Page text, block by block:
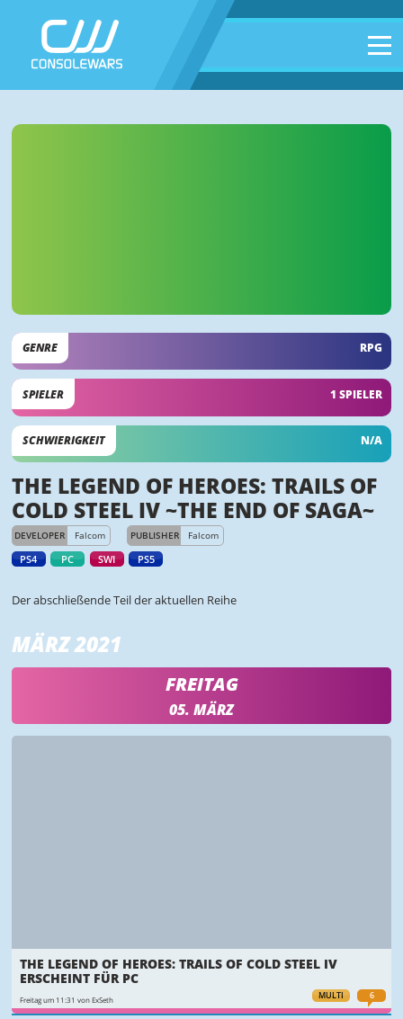
GENRE RPG
SPIELER 1 SPIELER
SCHWIERIGKEIT N/A
THE LEGEND OF HEROES: TRAILS OF
COLD STEEL IV ~THE END OF SAGA~
DEVELOPER Falcom PUBLISHER Falcom
PS4 PC SWI PS5
Der abschließende Teil der aktuellen Reihe
MÄRZ 2021
FREITAG
05. MÄRZ
MULTI 6
THE LEGEND OF HEROES: TRAILS OF COLD STEEL IV
ERSCHEINT FÜR PC
Freitag um 11:31 von ExSeth